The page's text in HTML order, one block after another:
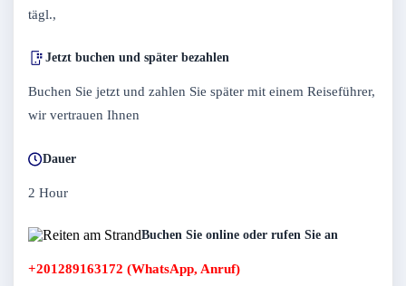
tägl.,
Jetzt buchen und später bezahlen
Buchen Sie jetzt und zahlen Sie später mit einem Reiseführer,
wir vertrauen Ihnen
Dauer
2 Hour
Buchen Sie online oder rufen Sie an
+201289163172 (WhatsApp, Anruf)